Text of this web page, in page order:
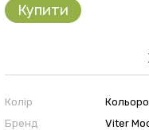
Купити
Колір
Бренд
Vіter